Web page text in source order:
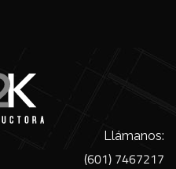
Llámanos:
(601) 7467217